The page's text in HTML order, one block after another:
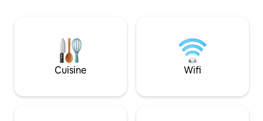
Équipements récréatifs : - Piscine privée
avec jacuzzi et environnement privé qui
ne sera pas vu par des étrangers, vous
pouvez nager et vous détendre
table |⚽ Baby-foot 🎤 Karaoké ｜📺 TV
située à
chauds
centre-ville
à 9 min de
Cuisine Wifi